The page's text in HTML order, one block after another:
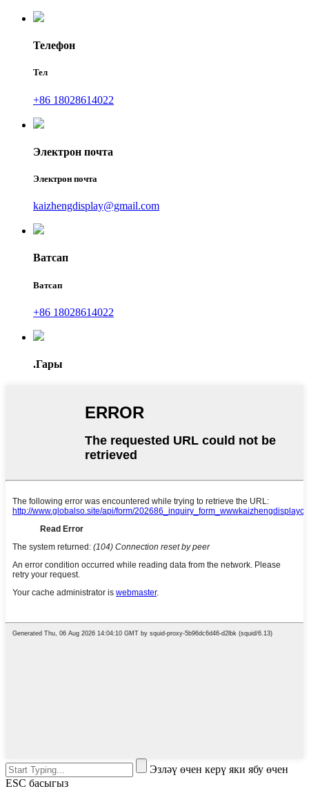
Телефон
Тел
+86 18028614022
Электрон почта
Электрон почта
kaizhengdisplay@gmail.com
Ватсап
Ватсап
+86 18028614022
.Гары
Эзләү өчен керү яки ябу өчен
ESC басыгыз